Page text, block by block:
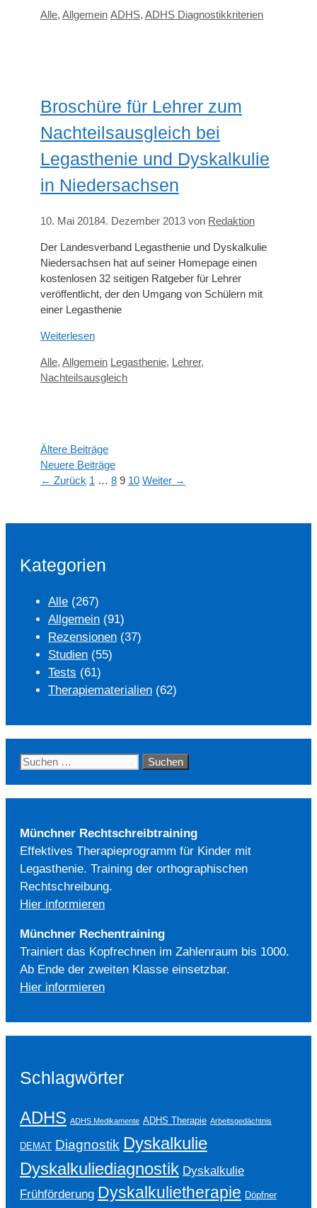
Kategorien
Alle, Allgemein Schlagwörter
ADHS, ADHS Diagnostikkriterien
Broschüre für Lehrer zum
Nachteilsausgleich bei
Legasthenie und Dyskalkulie
in Niedersachsen
10. Mai 20184. Dezember 2013 von Redaktion
Der Landesverband Legasthenie und Dyskalkulie
Niedersachsen hat auf seiner Homepage einen
kostenlosen 32 seitigen Ratgeber für Lehrer
veröffentlicht, der den Umgang von Schülern mit
einer Legasthenie
Weiterlesen
Kategorien
Alle, Allgemein Schlagwörter
Legasthenie, Lehrer,
Nachteilsausgleich
Ältere Beiträge
Neuere Beiträge
← Zurück Seite
1 … Seite
8 Seite
9 Seite
10 Weiter →
Kategorien
Alle (267)
Allgemein (91)
Rezensionen (37)
Studien (55)
Tests (61)
Therapiematerialien (62)
Suchen
Münchner Rechtschreibtraining
Effektives Therapieprogramm für Kinder mit
Legasthenie. Training der orthographischen
Rechtschreibung.
Hier informieren
Münchner Rechentraining
Trainiert das Kopfrechnen im Zahlenraum bis 1000.
Ab Ende der zweiten Klasse einsetzbar.
Hier informieren
Schlagwörter
ADHS ADHS Medikamente ADHS Therapie Arbeitsgedächtnis
DEMAT Diagnostik Dyskalkulie
Dyskalkuliediagnostik Dyskalkulie
Frühförderung Dyskalkulietherapie Döpfner